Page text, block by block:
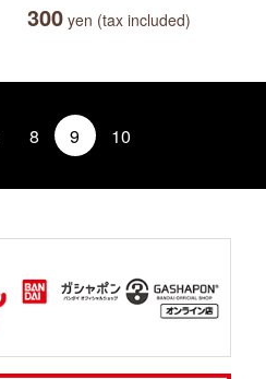
300 yen (tax included)
8 9 10